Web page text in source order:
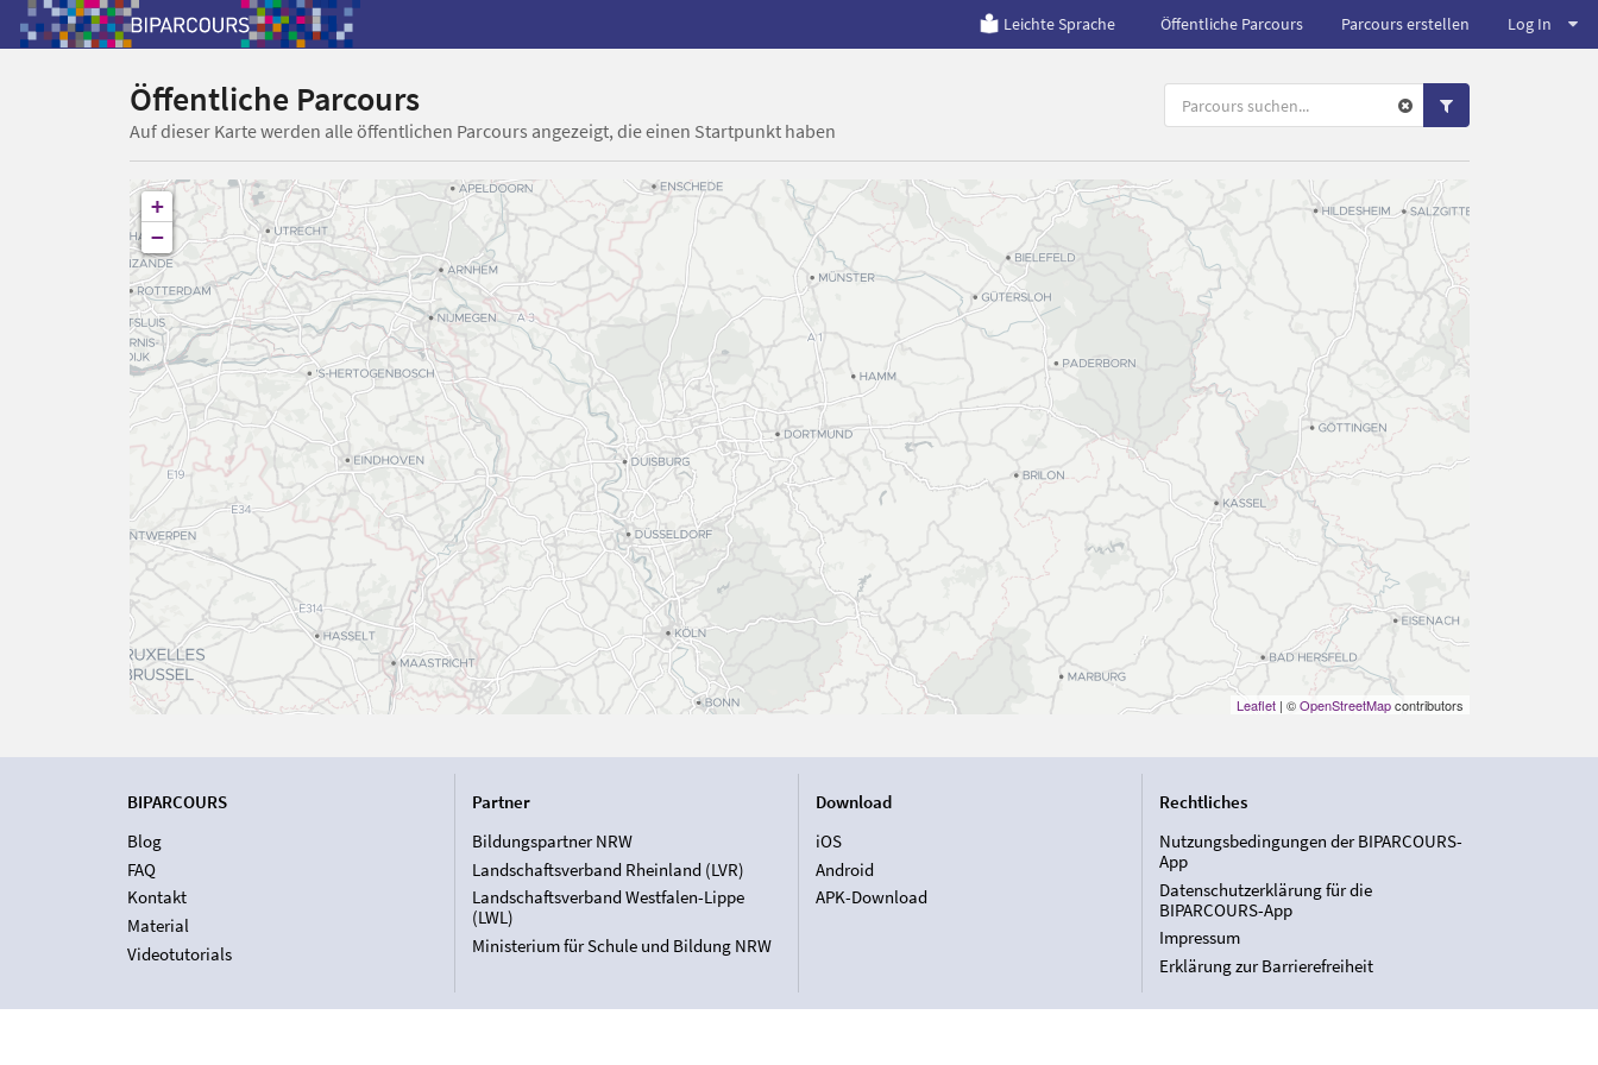
Leichte Sprache Öffentliche Parcours Parcours erstellen Log In
Öffentliche Parcours
Auf dieser Karte werden alle öffentlichen Parcours angezeigt, die einen Startpunkt haben
+
−
Leaflet| ©OpenStreetMapcontributors
BIPARCOURS
Blog
FAQ
Kontakt
Material
Videotutorials
Partner
Bildungspartner NRW
Landschaftsverband Rheinland (LVR)
Landschaftsverband Westfalen-Lippe
(LWL)
Ministerium für Schule und Bildung NRW
Download
iOS
Android
APK-Download
Rechtliches
Nutzungsbedingungen der BIPARCOURS-
App
Datenschutzerklärung für die
BIPARCOURS-App
Impressum
Erklärung zur Barrierefreiheit